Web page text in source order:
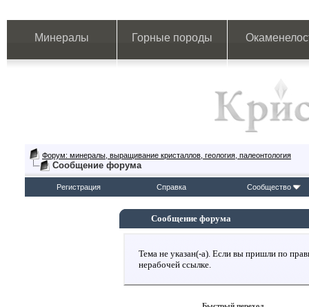
Минералы Горные породы
Форум: минералы, выращивание кристаллов, геология, палеонтология
Сообщение форума
Регистрация Справка Сообщество
Сообщение форума
Тема не указан(-а). Если вы пришли по
нерабочей ссылке.